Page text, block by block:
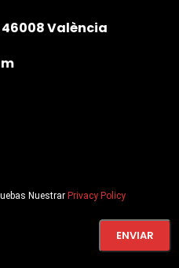
Nuestrar Privacy Policy
46008 València